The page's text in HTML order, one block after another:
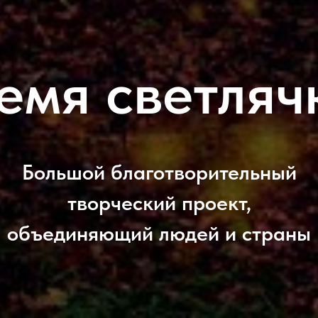
Большой благотворительный
творческий проект,
объединяющий людей и страны